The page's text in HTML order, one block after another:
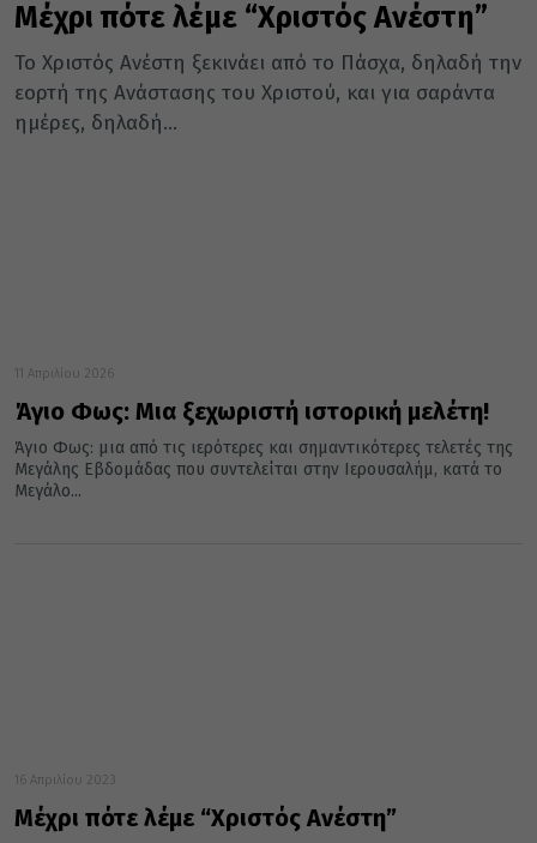
Μέχρι πότε λέμε “Χριστός Ανέστη”
Το Χριστός Ανέστη ξεκινάει από το Πάσχα, δηλαδή την
εορτή της Ανάστασης του Χριστού, και για σαράντα
ημέρες, δηλαδή...
11 Απριλίου 2026
Άγιο Φως: Μια ξεχωριστή ιστορική μελέτη!
Άγιο Φως: μια από τις ιερότερες και σημαντικότερες τελετές της
Μεγάλης Εβδομάδας που συντελείται στην Ιερουσαλήμ, κατά το
Μεγάλο...
16 Απριλίου 2023
Μέχρι πότε λέμε “Χριστός Ανέστη”